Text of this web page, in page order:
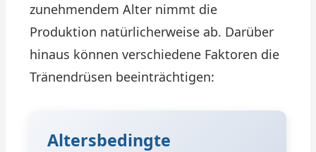
zunehmendem Alter nimmt die
Produktion natürlicherweise ab. Darüber
hinaus können verschiedene Faktoren die
Tränendrüsen beeinträchtigen:
Altersbedingte